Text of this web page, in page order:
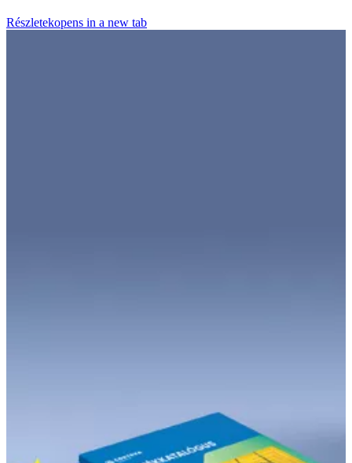
Részletekopens in a new tab